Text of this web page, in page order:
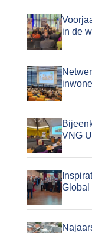
in de
VNG
Global